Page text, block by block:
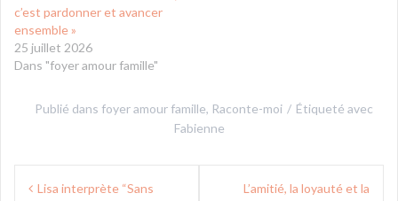
c’est pardonner et avancer
ensemble »
25 juillet 2026
Dans "foyer amour famille"
Publié dans foyer amour famille, Raconte-moi
Étiqueté avec
Fabienne
Navigation
Lisa interprète “Sans
L’amitié, la loyauté et la